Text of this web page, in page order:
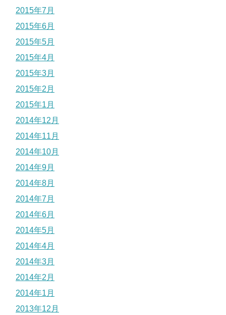
2015年7月
2015年6月
2015年5月
2015年4月
2015年3月
2015年2月
2015年1月
2014年12月
2014年11月
2014年10月
2014年9月
2014年8月
2014年7月
2014年6月
2014年5月
2014年4月
2014年3月
2014年2月
2014年1月
2013年12月